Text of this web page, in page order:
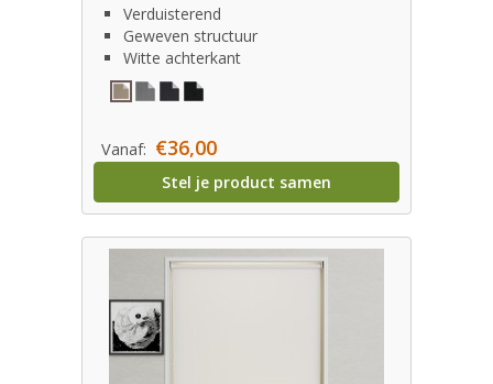
Verduisterend
Geweven structuur
Witte achterkant
Vanaf: €36,00
Stel je product samen